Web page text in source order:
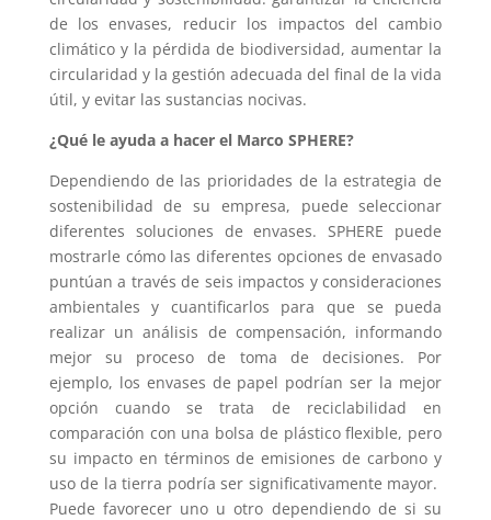
de los envases, reducir los impactos del cambio
climático y la pérdida de biodiversidad, aumentar la
circularidad y la gestión adecuada del final de la vida
útil, y evitar las sustancias nocivas.
¿Qué le ayuda a hacer el Marco SPHERE?
Dependiendo de las prioridades de la estrategia de
sostenibilidad de su empresa, puede seleccionar
diferentes soluciones de envases. SPHERE puede
mostrarle cómo las diferentes opciones de envasado
puntúan a través de seis impactos y consideraciones
ambientales y cuantificarlos para que se pueda
realizar un análisis de compensación, informando
mejor su proceso de toma de decisiones. Por
ejemplo, los envases de papel podrían ser la mejor
opción cuando se trata de reciclabilidad en
comparación con una bolsa de plástico flexible, pero
su impacto en términos de emisiones de carbono y
uso de la tierra podría ser significativamente mayor.
Puede favorecer uno u otro dependiendo de si su